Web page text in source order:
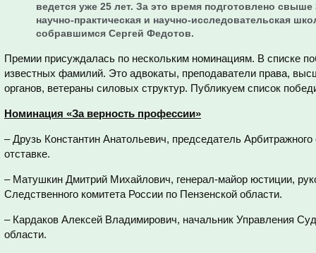
ведется уже 25 лет. За это время подготовлено
научно-практическая и научно-исследовательская
собравшимся Сергей Федотов.
Премии присуждалась по нескольким номинациям. В списке
известных фамилий. Это адвокаты, преподаватели права,
органов, ветераны силовых структур. Публикуем список
Номинация «За верность профессии»
– Друзь Константин Анатольевич, председатель
отставке.
– Матушкин Дмитрий Михайлович, генерал-майор юстиции,
Следственного комитета России по Пензенской области.
– Кардаков Алексей Владимирович, начальник Управления
области.